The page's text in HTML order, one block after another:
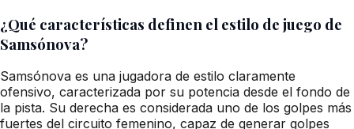
¿Qué características definen el estilo de juego de
Samsónova?
Samsónova es una jugadora de estilo claramente
ofensivo, caracterizada por su potencia desde el fondo de
la pista. Su derecha es considerada uno de los golpes más
fuertes del circuito femenino, capaz de generar golpes